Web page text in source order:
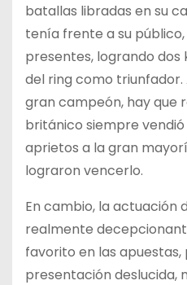
batallas libradas en su
tenía frente a su
presentes, logrando dos
del ring como triunfador.
gran campeón, hay que
británico siempre
aprietos a la gran
lograron vencerlo.
En cambio, la actuación
realmente
favorito en las
presentación deslucida,